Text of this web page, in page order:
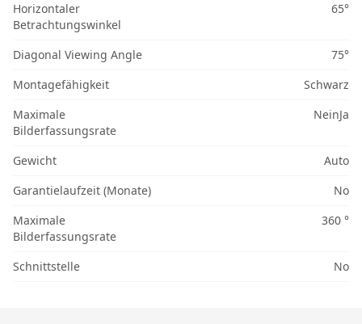
Horizontaler
Betrachtungswinkel
65°
Diagonal Viewing Angle
75°
Montagefähigkeit
Schwarz
Maximale
Bilderfassungsrate
NeinJa
Gewicht
Auto
Garantielaufzeit (Monate)
No
Maximale
Bilderfassungsrate
360 °
Schnittstelle No